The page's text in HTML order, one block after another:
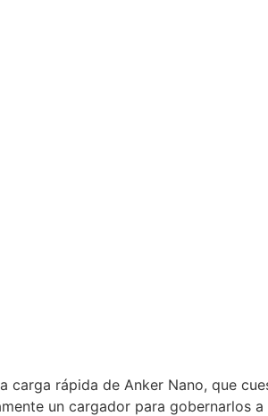
carga rápida de Anker Nano, que
un cargador para gobernarlos